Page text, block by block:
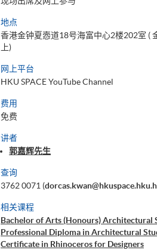
地点
香港金钟夏悫道18号海富中心2楼202室 (
上)
网上平台
HKU SPACE YouTube Channel
费用
免费
讲者
郭嘉辉先生
查询
3762 0071 (
相关课程
Bachelor of Arts (Honours) Architectural
Professional Diploma in Architectural
Certificate in Rhinoceros for Designers